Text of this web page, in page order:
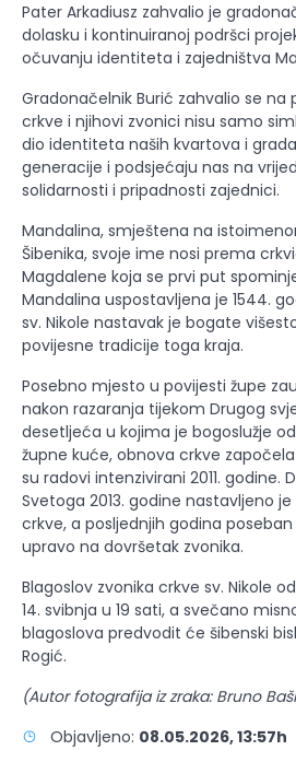
Pater Arkadiusz zahvalio je
dolasku i kontinuiranoj podršci
očuvanju identiteta i zajedništva
Gradonačelnik Burić zahvalio se na
crkve i njihovi zvonici nisu samo
dio identiteta naših kvartova i
generacije i podsjećaju nas na
solidarnosti i pripadnosti zajednici.
Mandalina, smještena na
Šibenika, svoje ime nosi prema
Magdalene koja se prvi put
Mandalina uspostavljena je 1544.
sv. Nikole nastavak je bogate
povijesne tradicije toga kraja.
Posebno mjesto u povijesti župe
nakon razaranja tijekom Drugog
desetljeća u kojima je bogoslužje
župne kuće, obnova crkve
su radovi intenzivirani 2011. godine.
Svetoga 2013. godine nastavljeno
crkve, a posljednjih godina
upravo na dovršetak zvonika.
Blagoslov zvonika crkve sv. Nikole
14. svibnja u 19 sati, a svečano
blagoslova predvodit će šibenski
Rogić.
(Autor fotografija iz zraka: Bruno
Objavljeno: 08.05.2026, 13:57h